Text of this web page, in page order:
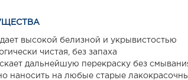
высокой белизной и укрывистостью
чистая, без запаха
дальнейшую перекраску без
наносить на любые старые